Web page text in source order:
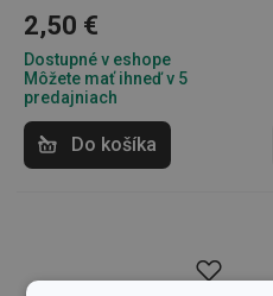
2,50 €
Dostupné v eshope
Môžete mať ihneď v 5
predajniach
Do košíka